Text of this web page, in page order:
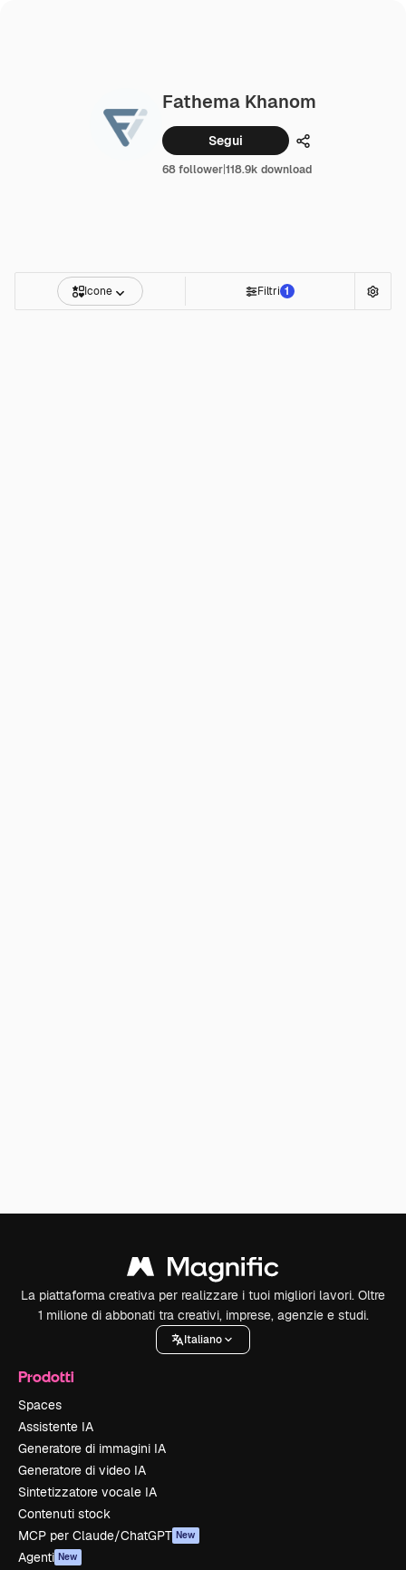
Fathema Khanom
Segui Condividi
68 follower|118.9k download
Icone Filtri 1
La piattaforma creativa per realizzare i tuoi migliori lavori. Oltre
1 milione di abbonati tra creativi, imprese, agenzie e studi.
Italiano
Prodotti
Spaces
Assistente IA
Generatore di immagini IA
Generatore di video IA
Sintetizzatore vocale IA
Contenuti stock
MCP per Claude/ChatGPT New
Agenti New